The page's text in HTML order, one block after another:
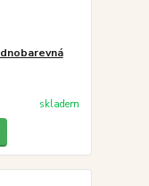
skladem